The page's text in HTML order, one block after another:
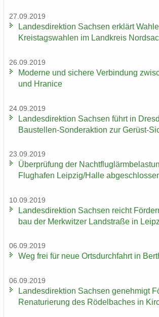
27.09.2019
Lan­des­di­rek­ti­on Sach­sen er­klärt
Kreis­tags­wah­len im Land­kreis
26.09.2019
Mo­der­ne und si­che­re Ver­bin­dung
und Hra­nice
24.09.2019
Lan­des­di­rek­ti­on Sach­sen führt in
Baustellen-​Sonderaktion zur Gerüst-​
23.09.2019
Über­prü­fung der
Flug­ha­fen Leip­zig/Halle
10.09.2019
Lan­des­di­rek­ti­on Sach­sen reicht
bau der Merk­wit­zer Land­stra­ße in
06.09.2019
Weg frei für neue Orts­durch­fahrt in
06.09.2019
Lan­des­di­rek­ti­on Sach­sen ge­neh­migt
Re­na­tu­rie­rung des Rö­del­ba­ches in